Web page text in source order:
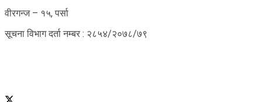
वीरगन्ज – १५, पर्सा
सूचना विभाग दर्ता नम्बर : २८५४/२०७८/७९